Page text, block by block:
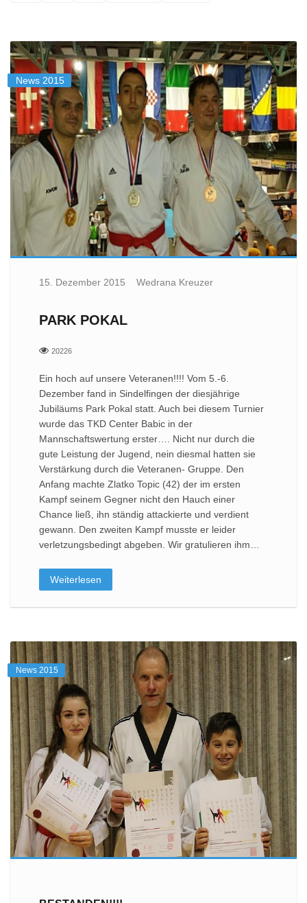
News 2015
15. Dezember 2015 Wedrana Kreuzer
PARK POKAL
20226
Ein hoch auf unsere Veteranen!!!! Vom 5.-6.
Dezember fand in Sindelfingen der diesjährige
Jubiläums Park Pokal statt. Auch bei diesem Turnier
wurde das TKD Center Babic in der
Mannschaftswertung erster…. Nicht nur durch die
gute Leistung der Jugend, nein diesmal hatten sie
Verstärkung durch die Veteranen- Gruppe. Den
Anfang machte Zlatko Topic (42) der im ersten
Kampf seinem Gegner nicht den Hauch einer
Chance ließ, ihn ständig attackierte und verdient
gewann. Den zweiten Kampf musste er leider
verletzungsbedingt abgeben. Wir gratulieren ihm…
Weiterlesen
News 2015